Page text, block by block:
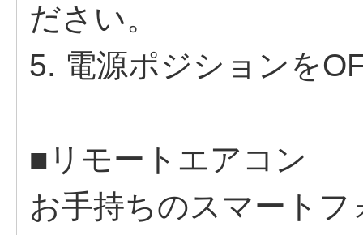
ださい。
5. 電源ポジションを
■リモートエアコン
お⼿持ちのスマート